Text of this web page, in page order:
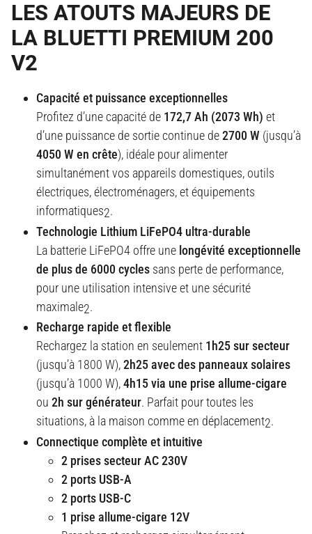
LES ATOUTS MAJEURS DE
LA BLUETTI PREMIUM 200
V2
Capacité et puissance exceptionnelles
Profitez d’une capacité de 172,7 Ah (2073 Wh) et
d’une puissance de sortie continue de2700 W (jusqu’à
4050 W en crête), idéale pour alimenter
simultanément vos appareils domestiques, outils
électriques, électroménagers, et équipements
informatiques2.
Technologie Lithium LiFePO4 ultra-durable
La batterie LiFePO4 offre une longévité exceptionnelle
de plus de 6000 cycles sans perte de performance,
pour une utilisation intensive et une sécurité
maximale2.
Recharge rapide et flexible
Rechargez la station en seulement 1h25 sur secteur
(jusqu’à 1800 W),2h25 avec des panneaux solaires
(jusqu’à 1000 W),4h15 via une prise allume-cigare
ou 2h sur générateur. Parfait pour toutes les
situations, à la maison comme en déplacement2.
Connectique complète et intuitive
2 prises secteur AC 230V
2 ports USB-A
2 ports USB-C
1 prise allume-cigare 12V